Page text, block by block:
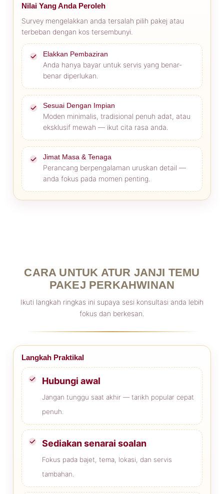
Nilai Yang Anda Peroleh
Survey mengelakkan anda tersalah pilih pakej atau
terbeban dengan kos tersembunyi.
Elakkan Pembaziran
Anda hanya bayar untuk servis yang benar-
benar diperlukan.
Sesuai Dengan Impian
Moden minimalis, tradisional penuh adat, atau
eksklusif mewah — ikut cita rasa anda.
Jimat Masa & Tenaga
Perancang berpengalaman uruskan detail —
anda fokus pada momen penting.
CARA UNTUK ATUR JANJI TEMU
PAKEJ PERKAHWINAN
Ikuti langkah ringkas ini supaya sesi konsultasi anda lebih
fokus dan berkesan.
Langkah Praktikal
Hubungi awal
Jangan tunggu saat akhir — tarikh popular cepat
penuh.
Sediakan senarai soalan
Fokus pada bajet, tema, lokasi, dan servis
tambahan.